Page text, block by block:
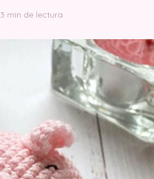
3 min de lectura